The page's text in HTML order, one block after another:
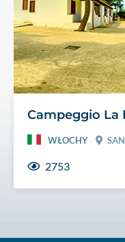
Campeggio La
WŁOCHY
2753